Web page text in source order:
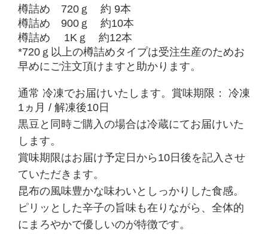
樽詰め 720ｇ 約 9本
樽詰め 900ｇ 約10本
樽詰め 1Kｇ 約12本
*720ｇ以上の樽詰めタイプは受注生産のためお
早めにご注文頂けますと助かります。
通常 冷凍でお届けいたします。賞味期限： 冷凍
1ヵ月 / 解凍後10 日
黒豆と同時ご購入の場合は冷蔵にてお届けいた
します。
賞味期限はお届け予定日から10日後を記入させ
ていただきます。
昆布の風味豊かな味わいとしっかりした食感。
ピリッとした辛子の旨味も在りながら、全体的
にまろやかで優しいのが特徴です。